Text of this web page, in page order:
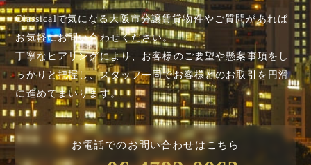
Classicalで気になる大阪市分譲賃貸物件やご質問があれば
お気軽にお問い合わせください。
丁寧なヒアリングにより、お客様のご要望や懸案事項を し
っかりと把握し、スタッフ一同でお客様とのお取引を円滑
に進めてまいります。
お電話でのお問い合わせはこちら